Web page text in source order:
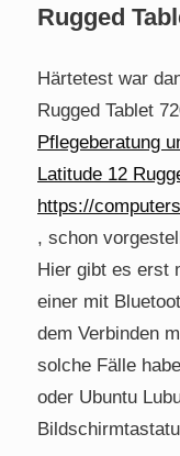
Rugged
Härtetest war
Rugged Tablet
Pflegeberatung
Latitude 12
https://
, schon
Hier gibt es erst
einer mit
dem Verbinden
solche Fälle
oder Ubuntu